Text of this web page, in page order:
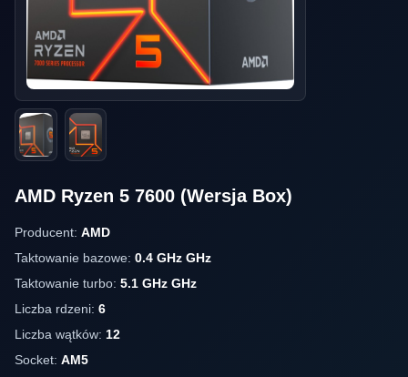
AMD Ryzen 5 7600 (Wersja Box)
Producent: AMD
Taktowanie bazowe: 0.4 GHz GHz
Taktowanie turbo: 5.1 GHz GHz
Liczba rdzeni: 6
Liczba wątków: 12
Socket: AM5